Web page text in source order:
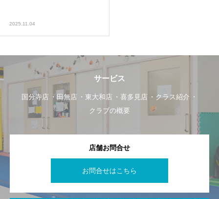
2025.11.04
サービス
国分寺店 田無店 東大和店 喜多見店
クラス紹介
クラブの概要
店舗お問合せ
お問合せはこちら